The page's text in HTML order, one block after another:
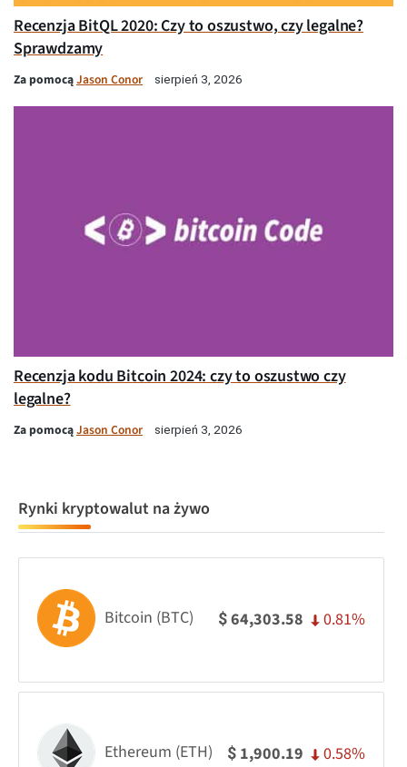
Recenzja BitQL 2020: Czy to oszustwo, czy legalne?
Sprawdzamy
Za pomocąJason Conor sierpień 3, 2026
Recenzja kodu Bitcoin 2024: czy to oszustwo czy
legalne?
Za pomocąJason Conor sierpień 3, 2026
Rynki kryptowalut na żywo
Bitcoin (BTC) $64,303.58 0.81%
Ethereum (ETH) $ 1,900.19 0.58%